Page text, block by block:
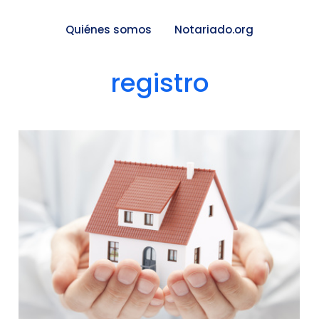
Quiénes somos Notariado.org
registro